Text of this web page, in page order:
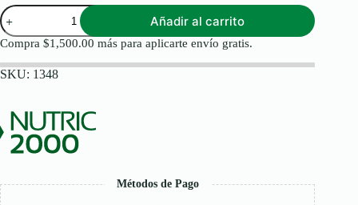
Isolated
Whey
Protein
Natural
1400
g
cantidad
Añadir al carrito
Compra $1,500.00 más para aplicarte envío gratis.
SKU: 1348
Métodos de Pago